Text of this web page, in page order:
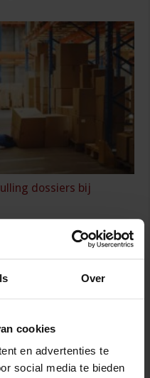
Over
cookies
en advertenties te
social media te bieden
dossiers bij